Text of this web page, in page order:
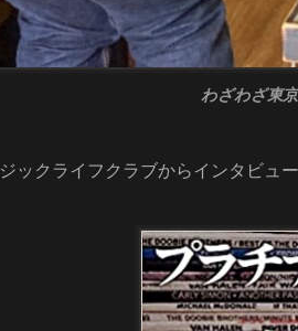
わざわざ東
ックライフクラブからインタビュ